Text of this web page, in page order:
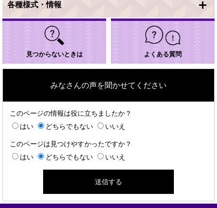
各種様式・情報
見つからないときは よくある質問
みなさんの声を聞かせてください
このページの情報は役に立ちましたか？
はい
どちらでもない いいえ
このページは見つけやすかったですか？
はい
どちらでもない いいえ